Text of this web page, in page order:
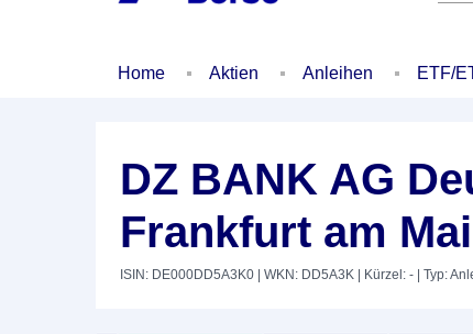
Home Aktien Anleihen ETF/
DZ BANK AG
Frankfurt am
ISIN: DE000DD5A3K0 | WKN: DD5A3K | Kürzel: - | Typ: